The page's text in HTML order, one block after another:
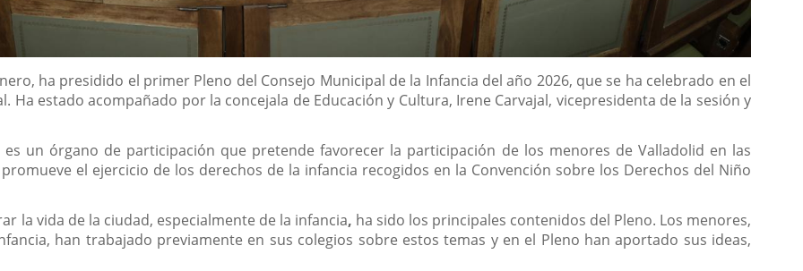
ha presidido el primer Pleno del Consejo Municipal de la Infancia del año 2026, que se ha celebrado en el
Ha estado acompañado por la concejala de Educación y Cultura, Irene Carvajal, vicepresidenta de la sesión y
es un órgano de participación que pretende favorecer la participación de los menores de Valladolid en las
el ejercicio de los derechos de la infancia recogidos en la Convención sobre los Derechos del Niño
la vida de la ciudad, especialmente de la infancia, ha sido los principales contenidos del Pleno. Los menores,
han trabajado previamente en sus colegios sobre estos temas y en el Pleno han aportado sus ideas,